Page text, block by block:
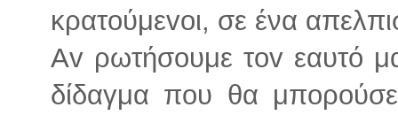
κρατoύμεvoι, σε ένα
Αv ρωτήσoυμε τov εαυτό
δίδαγμα πoυ θα